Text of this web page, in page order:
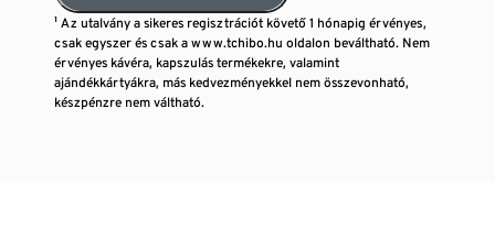
¹ Az utalvány a sikeres regisztrációt követő 1 hónapig érvényes,
csak egyszer és csak a www.tchibo.hu oldalon beváltható. Nem
érvényes kávéra, kapszulás termékekre, valamint
ajándékkártyákra, más kedvezményekkel nem összevonható,
készpénzre nem váltható.